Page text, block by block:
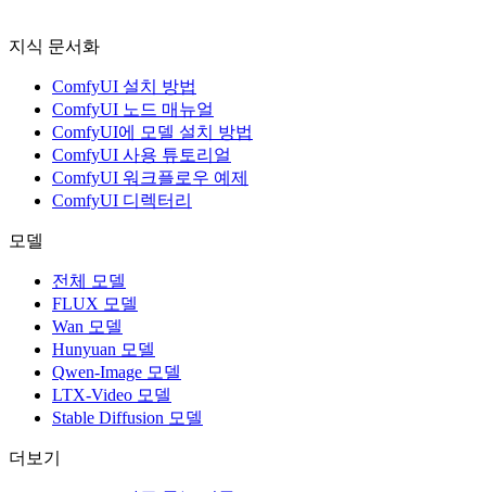
지식 문서화
ComfyUI 설치 방법
ComfyUI 노드 매뉴얼
ComfyUI에 모델 설치 방법
ComfyUI 사용 튜토리얼
ComfyUI 워크플로우 예제
ComfyUI 디렉터리
모델
전체 모델
FLUX 모델
Wan 모델
Hunyuan 모델
Qwen-Image 모델
LTX-Video 모델
Stable Diffusion 모델
더보기